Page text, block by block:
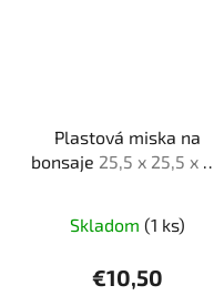
Plastová miska na
bonsaje 25,5 x 25,5 x 23
Skladom (1 ks)
€10,50